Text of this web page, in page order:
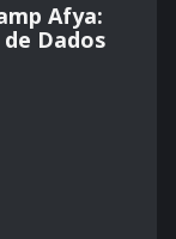
Afya:
Dados